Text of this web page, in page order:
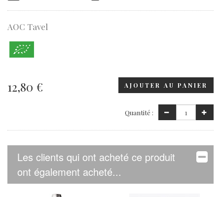
AOC Tavel
12,80 € AJOUTER AU PANIER
Quantité :
Les clients qui ont acheté ce produit
ont également acheté...